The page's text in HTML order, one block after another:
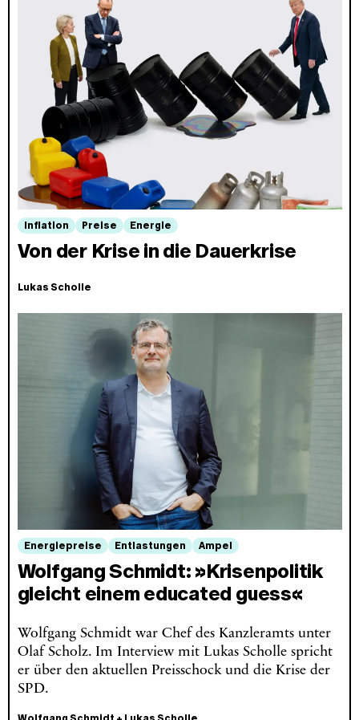
Inflation Preise Energie
Von der Krise in die Dauerkrise
Lukas Scholle
Energiepreise Entlastungen Ampel
Wolfgang Schmidt: »Krisenpolitik
gleicht einem educated guess«
Wolfgang Schmidt war Chef des Kanzleramts unter
Olaf Scholz. Im Interview mit Lukas Scholle spricht
er über den aktuellen Preisschock und die Krise der
SPD.